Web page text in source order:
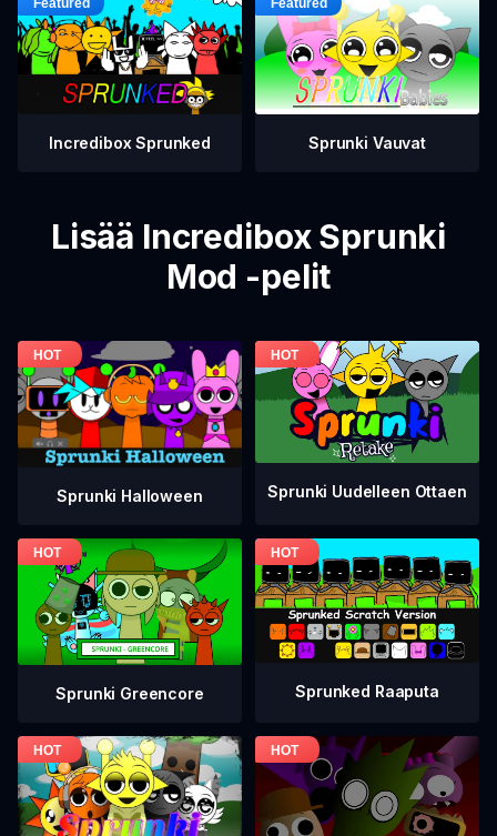
Incredibox Sprunked Sprunki Vauvat
Lisää Incredibox Sprunki
Mod -pelit
Sprunki Halloween Sprunki Uudelleen Ottaen
Sprunki Greencore Sprunked Raaputa